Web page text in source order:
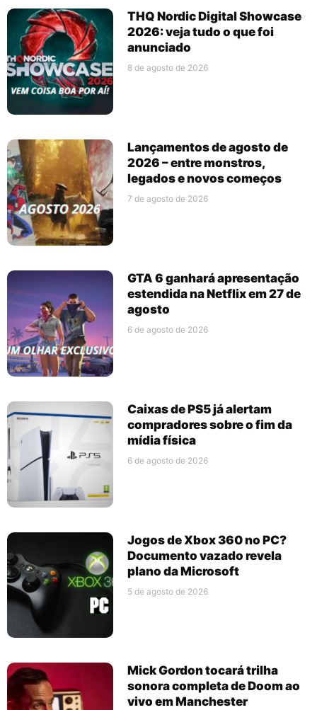
THQ Nordic Digital Showcase
2026: veja tudo o que foi
anunciado
8 de agosto de 2026
Lançamentos de agosto de
2026 – entre monstros,
legados e novos começos
7 de agosto de 2026
GTA 6 ganhará apresentação
estendida na Netflix em 27 de
agosto
6 de agosto de 2026
Caixas de PS5 já alertam
compradores sobre o fim da
mídia física
6 de agosto de 2026
Jogos de Xbox 360 no PC?
Documento vazado revela
plano da Microsoft
5 de agosto de 2026
Mick Gordon tocará trilha
sonora completa de Doom ao
vivo em Manchester